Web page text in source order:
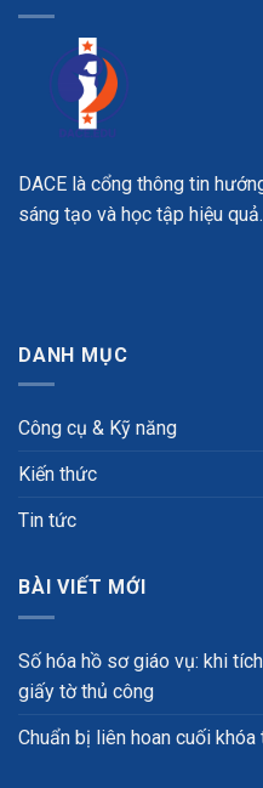
DACE là cổng thông tin
sáng tạo và học tập hiệu quả.
DANH MỤC
Công cụ & Kỹ năng
Kiến thức
Tin tức
BÀI VIẾT MỚI
Số hóa hồ sơ giáo vụ: khi
giấy tờ thủ công
Chuẩn bị liên hoan cuối